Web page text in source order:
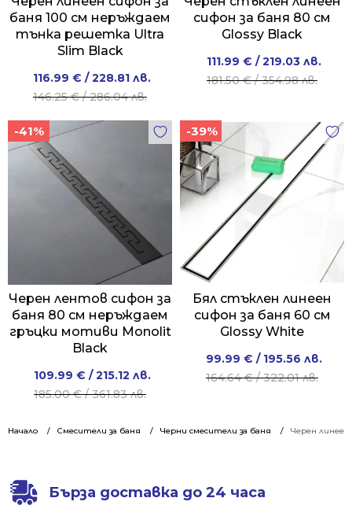
Начало Смесители за баня Черни смесители за баня Черен
баня 100 см неръждаем
тънка решетка Ultra
Slim Black
146.25€/ 286.04 лв.
Original
price
116.99 € / 228.81 лв.
Current
price
сифон за баня 80 см
Glossy Black
181.50€/ 354.98 лв.
Original
price
354.98 лв..
111.99 € / 219.03 лв.
Current
price
219.03 лв..
-41%
Черен лентов сифон за
баня 80 см неръждаем
гръцки мотиви Monolit
Black
185.00€/ 361.83 лв.
Original
price
185.00 €
109.99 € / 215.12 лв.
Current
price
109.99 €
-39%
Бял стъклен линеен
сифон за баня 60 см
Glossy White
164.64€/ 322.01 лв.
Original
price
/
99.99 € / 195.56 лв.
Current
price
/
Бърза доставка до 24 часа